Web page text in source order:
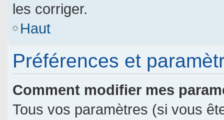
les corriger.
Haut
Préférences et
Comment modifier mes
Tous vos paramètres (si vous